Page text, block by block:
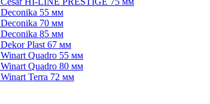
55 мм
70 мм
85 мм
Plast 67 мм
Quadro 55 мм
Quadro 80 мм
Terra 72 мм